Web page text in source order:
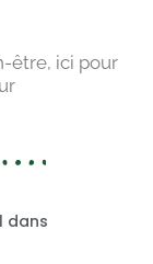
être, ici pour
dans